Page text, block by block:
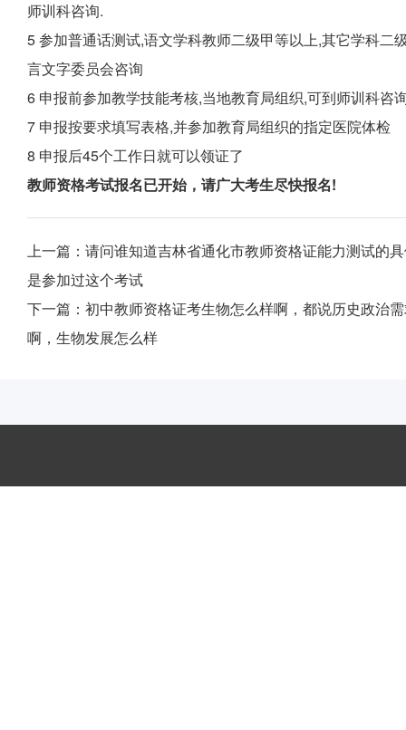
师训科咨询.
5 参加普通话测试,语文学科教师二级甲等以上,其它学科二
言文字委员会咨询
6 申报前参加教学技能考核,当地教育局组织,可到师训科咨
7 申报按要求填写表格,并参加教育局组织的指定医院体检
8 申报后45个工作日就可以领证了
教师资格考试报名已开始，请广大考生尽快报名!
上一篇： 请问谁知道吉林省通化市教师资格证能力测试的
是参加过这个考试
下一篇： 初中教师资格证考生物怎么样啊，都说历史政治
啊，生物发展怎么样